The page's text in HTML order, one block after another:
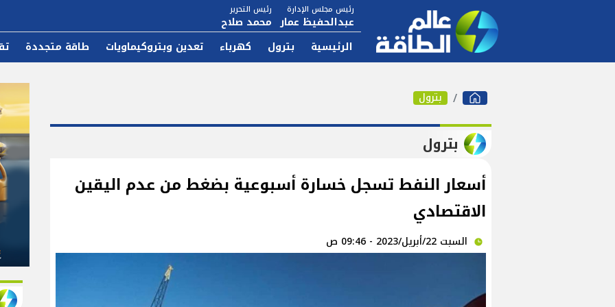
رئيس مجلس الإدارة
عبدالحفيظ عمار
رئيس التحرير
محمد صلاح
الرئيسية بترول كهرباء تعدين وبتروكيماويات طاقة متجددة
بترول
بترول
أسعار النفط تسجل خسارة أسبوعية بضغط من عدم اليقين
الاقتصادي
السبت 22/أبريل/2023 - 09:46 ص